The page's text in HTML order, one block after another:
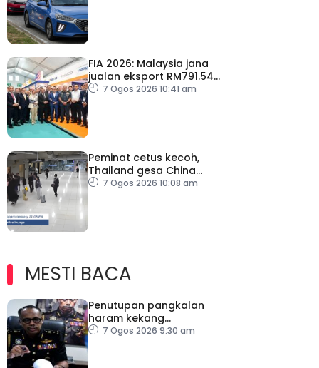
FIA 2026: Malaysia jana
jualan eksport RM791.54
juta7 Ogos 2026 10:41 am
Peminat cetus kecoh,
Thailand gesa China
ambil tindakan
7 Ogos 2026 10:08 am
MESTI BACA
Penutupan pangkalan
haram kekang
penyeludupan di
7 Ogos 2026 9:30 am